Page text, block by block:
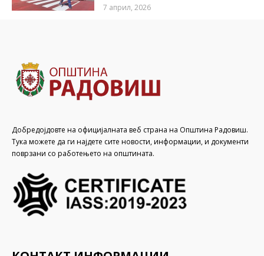
7 април, 2026
Добредојдовте на официјалната веб страна на Општина Радовиш.
Тука можете да ги најдете сите новости, информации, и документи
поврзани со работењето на општината.